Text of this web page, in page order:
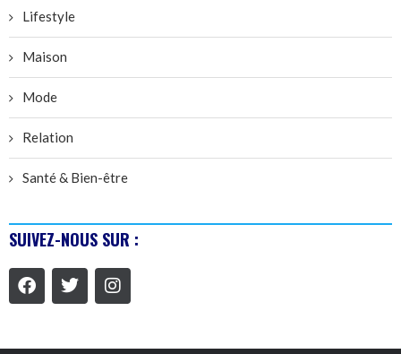
Lifestyle
Maison
Mode
Relation
Santé & Bien-être
SUIVEZ-NOUS SUR :